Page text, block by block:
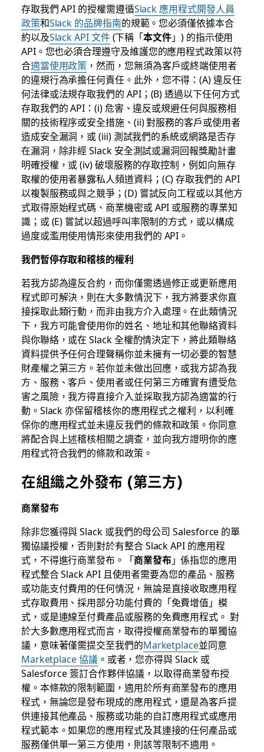
存取我們 API 的授權需遵循Slack 應用程式開發人員
政策和Slack 的品牌指南的規範。您必須僅依據本合
約以及Slack API 文件(下稱「本文件」) 的指示使用
API。您也必須合理遵守及維護您的應用程式政策以符
合適當使用政策 ，然而，您無須為客戶或終端使用者
的違規行為承擔任何責任。此外，您不得：(A) 違反任
何法律或法規存取我們的 API；(B) 透過以下任何方式
存取我們的 API：(i) 危害、違反或規避任何與服務相
關的技術程序或安全措施、(ii) 對服務的客戶或使用者
造成安全漏洞，或 (iii) 測試我們的系統或網路是否存
在漏洞，除非經 Slack 安全測試或漏洞回報獎勵計畫
明確授權，或 (iv) 破壞服務的存取控制，例如向無存
取權的使用者暴露私人頻道資料；(C) 存取我們的 API
以複製服務或與之競爭；(D) 嘗試反向工程或以其他方
式取得原始程式碼、商業機密或 API 或服務的專業知
識；或 (E) 嘗試以超過呼叫率限制的方式，或以構成
過度或濫用使用情形來使用我們的 API。
我們暫停存取和稽核的權利
若我方認為違反合約，而你僅需透過修正或更新應用
程式即可解決，則在大多數情況下，我方將要求你直
接採取此類行動，而非由我方介入處理。在此類情況
下，我方可能會使用你的姓名、地址和其他聯絡資料
與你聯絡，或在 Slack 全權酌情決定下，將此類聯絡
資料提供予任何合理聲稱你並未擁有一切必要的智慧
財產權之第三方。若你並未做出回應，或我方認為我
方、服務、客戶、使用者或任何第三方確實有遭受危
害之風險，我方得直接介入並採取我方認為適當的行
動。Slack 亦保留稽核你的應用程式之權利，以利確
保你的應用程式並未違反我們的條款和政策。你同意
將配合與上述稽核相關之調查，並向我方證明你的應
用程式符合我們的條款和政策。
在組織之外發布 (第三方)
商業發布
除非您獲得與 Slack 或我們的母公司 Salesforce 的單
獨協議授權，否則對於有整合 Slack API 的應用程
式，不得進行商業發布。「商業發布」係指您的應用
程式整合 Slack API 且使用者需要為您的產品、服務
或功能支付費用的任何情況，無論是直接收取應用程
式存取費用、採用部分功能付費的「免費增值」模
式，或是連線至付費產品或服務的免費應用程式。 對
於大多數應用程式而言，取得授權商業發布的單獨協
議，意味著僅需提交至我們的Marketplace並同意
Marketplace 協議。或者，您亦得與 Slack 或
Salesforce 簽訂合作夥伴協議，以取得商業發布授
權。本條款的限制範圍，適用於所有商業發布的應用
程式，無論您是發布現成的應用程式，還是為客戶提
供連接其他產品、服務或功能的自訂應用程式或應用
程式範本。如果您的應用程式及其連接的任何產品或
服務僅供單一第三方使用，則該等限制不適用。